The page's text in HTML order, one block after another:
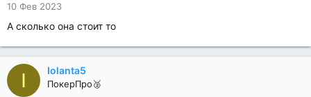
10 Фев 2023
А сколько она стоит то
I Iolanta5
ПокерПро🥈